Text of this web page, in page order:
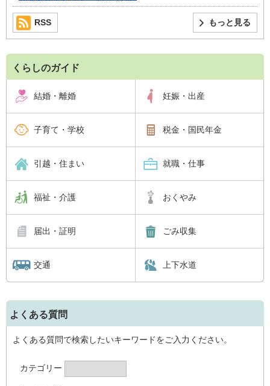
もっと見る
RSS
くらしのガイド
結婚・離婚 妊娠・出産
子育て・学校 税金・国民年金
引越・住まい 就職・仕事
福祉・介護 おくやみ
届出・証明 ごみ収集
交通 上下水道
よくある質問
よくある質問で検索したいキーワードをご入力ください。
カテゴリー